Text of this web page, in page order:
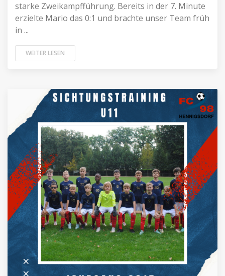
starke Zweikampfführung. Bereits in der 7. Minute
erzielte Mario das 0:1 und brachte unser Team früh
in ...
WEITER LESEN